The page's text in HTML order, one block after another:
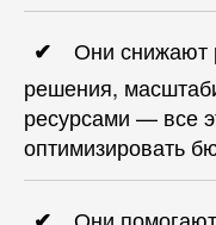
Они снижают
решения,
ресурсами — все
оптимизировать